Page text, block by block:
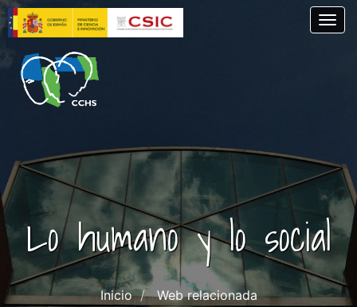
Pasar
al
contenido
principal
Lo humano y lo social
Inicio
Web relacionada